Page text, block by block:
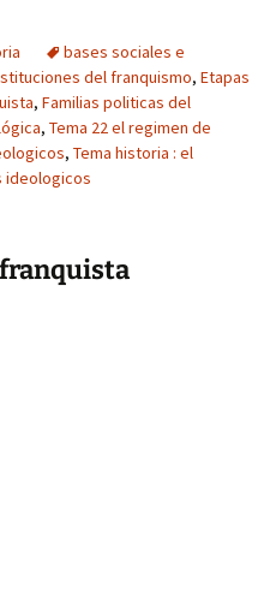
bases sociales e
del franquismo, Etapas
, Familias politicas del
, Tema 22 el regimen de
, Tema historia : el
ideologicos
franquista